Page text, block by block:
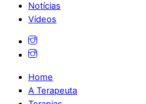
Notícias
Vídeos
Home
A Terapeuta